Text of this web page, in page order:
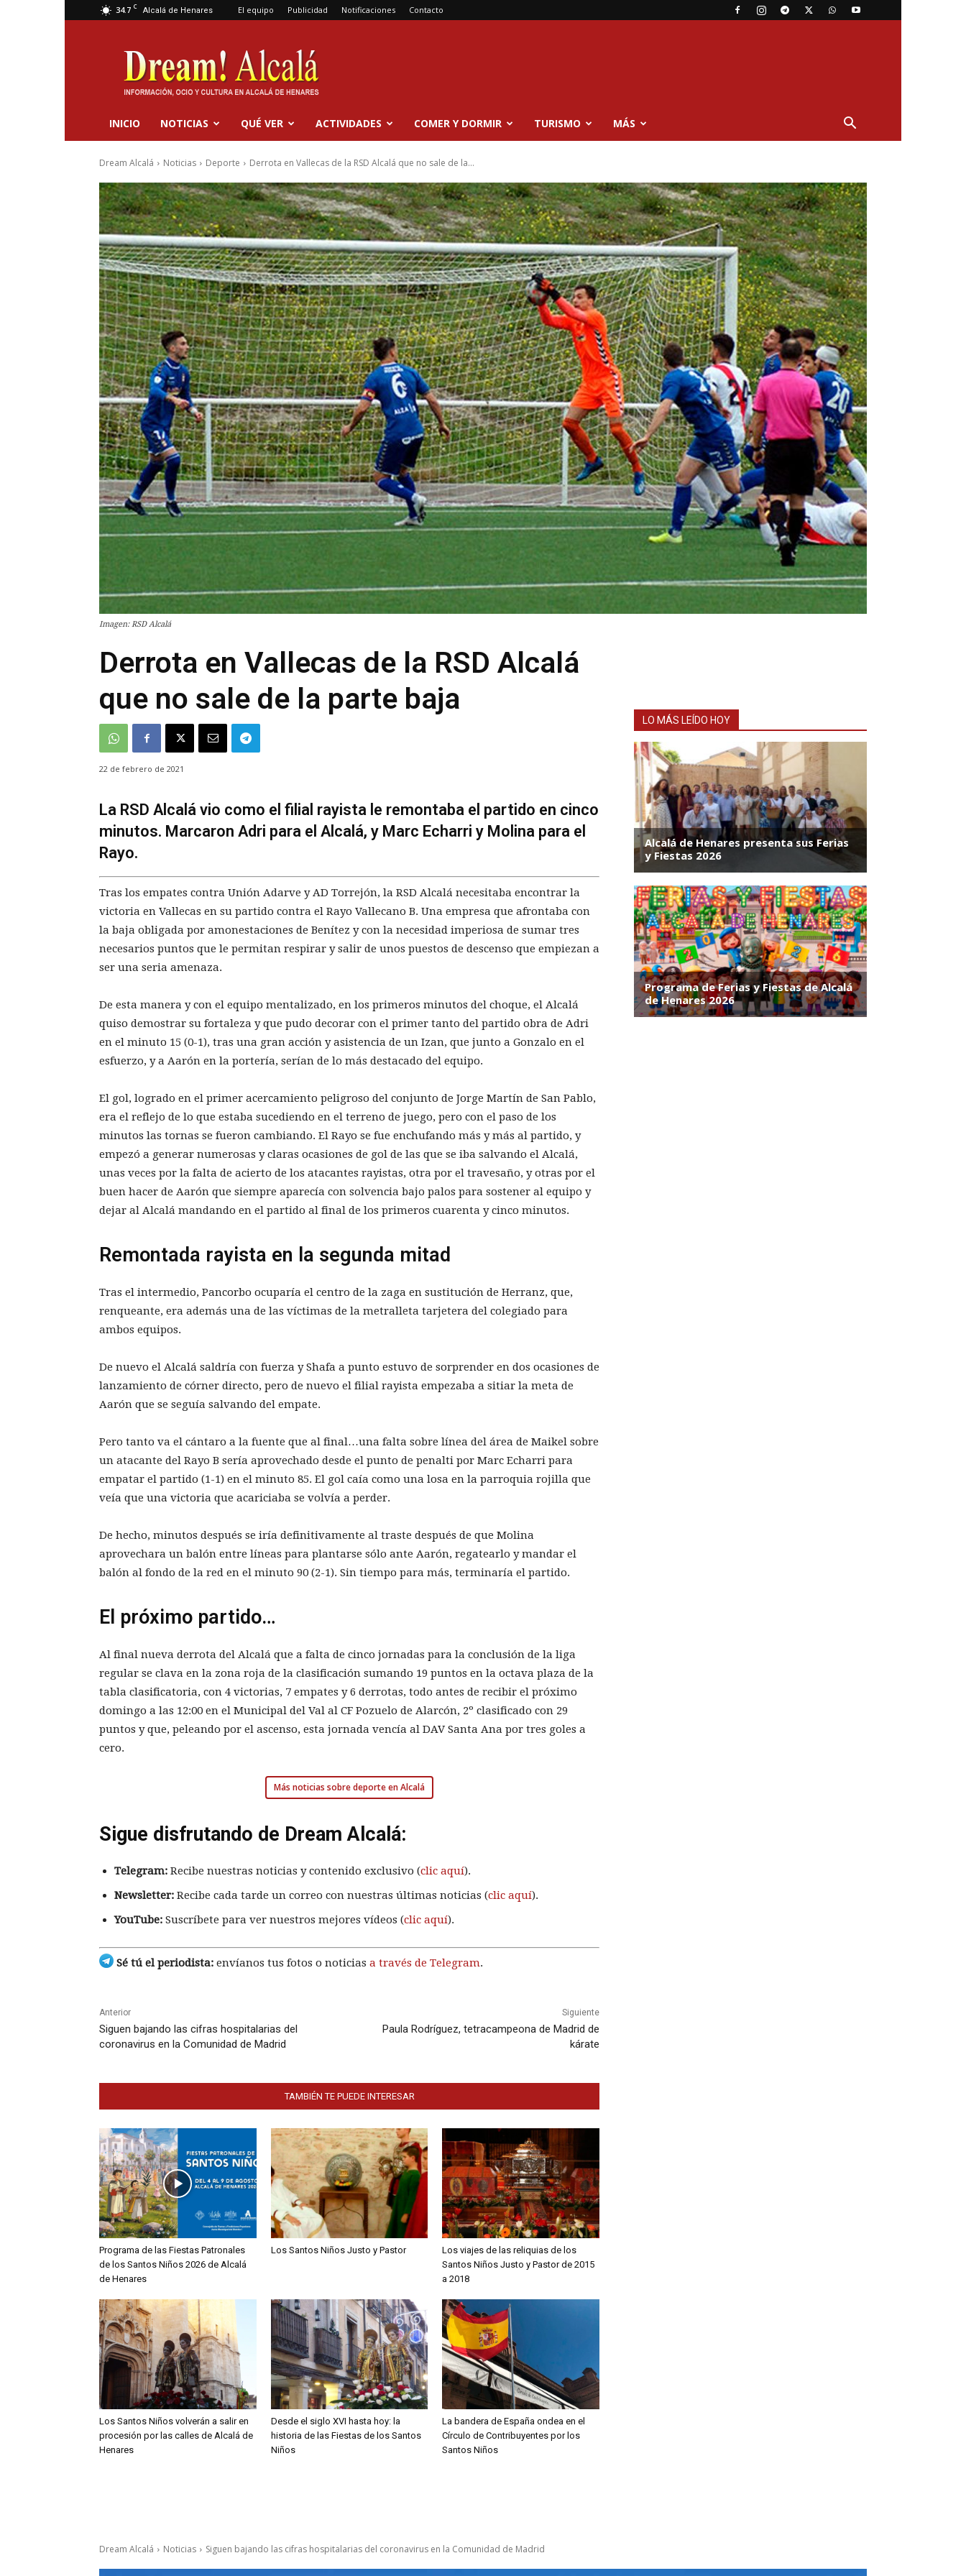
34.7 C Alcalá de Henares El equipo Publicidad Notificaciones Contacto
Dream
Alcalá
INICIO NOTICIAS QUÉ VER ACTIVIDADES COMER Y DORMIR TURISMO MÁS
Dream Alcalá Noticias Deporte Derrota en Vallecas de la RSD Alcalá que no sale de la...
Imagen: RSD Alcalá
Derrota en Vallecas de la RSD Alcalá
que no sale de la parte baja
22 de febrero de 2021
La RSD Alcalá vio como el filial rayista le remontaba el partido en cinco
minutos. Marcaron Adri para el Alcalá, y Marc Echarri y Molina para el
Rayo.
Tras los empates contra Unión Adarve y AD Torrejón, la RSD Alcalá necesitaba encontrar la
victoria en Vallecas en su partido contra el Rayo Vallecano B. Una empresa que afrontaba con
la baja obligada por amonestaciones de Benítez y con la necesidad imperiosa de sumar tres
necesarios puntos que le permitan respirar y salir de unos puestos de descenso que empiezan a
ser una seria amenaza.
De esta manera y con el equipo mentalizado, en los primeros minutos del choque, el Alcalá
quiso demostrar su fortaleza y que pudo decorar con el primer tanto del partido obra de Adri
en el minuto 15 (0-1), tras una gran acción y asistencia de un Izan, que junto a Gonzalo en el
esfuerzo, y a Aarón en la portería, serían de lo más destacado del equipo.
El gol, logrado en el primer acercamiento peligroso del conjunto de Jorge Martín de San Pablo,
era el reflejo de lo que estaba sucediendo en el terreno de juego, pero con el paso de los
minutos las tornas se fueron cambiando. El Rayo se fue enchufando más y más al partido, y
empezó a generar numerosas y claras ocasiones de gol de las que se iba salvando el Alcalá,
unas veces por la falta de acierto de los atacantes rayistas, otra por el travesaño, y otras por el
buen hacer de Aarón que siempre aparecía con solvencia bajo palos para sostener al equipo y
dejar al Alcalá mandando en el partido al final de los primeros cuarenta y cinco minutos.
Remontada rayista en la segunda mitad
Tras el intermedio, Pancorbo ocuparía el centro de la zaga en sustitución de Herranz, que,
renqueante, era además una de las víctimas de la metralleta tarjetera del colegiado para
ambos equipos.
De nuevo el Alcalá saldría con fuerza y Shafa a punto estuvo de sorprender en dos ocasiones de
lanzamiento de córner directo, pero de nuevo el filial rayista empezaba a sitiar la meta de
Aarón que se seguía salvando del empate.
Pero tanto va el cántaro a la fuente que al final…una falta sobre línea del área de Maikel sobre
un atacante del Rayo B sería aprovechado desde el punto de penalti por Marc Echarri para
empatar el partido (1-1) en el minuto 85. El gol caía como una losa en la parroquia rojilla que
veía que una victoria que acariciaba se volvía a perder.
De hecho, minutos después se iría definitivamente al traste después de que Molina
aprovechara un balón entre líneas para plantarse sólo ante Aarón, regatearlo y mandar el
balón al fondo de la red en el minuto 90 (2-1). Sin tiempo para más, terminaría el partido.
El próximo partido…
Al final nueva derrota del Alcalá que a falta de cinco jornadas para la conclusión de la liga
regular se clava en la zona roja de la clasificación sumando 19 puntos en la octava plaza de la
tabla clasificatoria, con 4 victorias, 7 empates y 6 derrotas, todo antes de recibir el próximo
domingo a las 12:00 en el Municipal del Val al CF Pozuelo de Alarcón, 2º clasificado con 29
puntos y que, peleando por el ascenso, esta jornada vencía al DAV Santa Ana por tres goles a
cero.
Más noticias sobre deporte en Alcalá
Sigue disfrutando de Dream Alcalá:
Telegram: Recibe nuestras noticias y contenido exclusivo (clic aquí).
Newsletter: Recibe cada tarde un correo con nuestras últimas noticias (clic aquí).
YouTube: Suscríbete para ver nuestros mejores vídeos (clic aquí).
Sé tú el periodista: envíanos tus fotos o noticias a través de Telegram.
Anterior
Siguen bajando las cifras hospitalarias del
coronavirus en la Comunidad de Madrid
Siguiente
Paula Rodríguez, tetracampeona de Madrid de
kárate
TAMBIÉN TE PUEDE INTERESAR
Programa de las Fiestas Patronales
de los Santos Niños 2026 de Alcalá
de Henares
Los Santos Niños Justo y Pastor
Los viajes de las reliquias de los
Santos Niños Justo y Pastor de 2015
a 2018
Los Santos Niños volverán a salir en
procesión por las calles de Alcalá de
Henares
Desde el siglo XVI hasta hoy: la
historia de las Fiestas de los Santos
Niños
La bandera de España ondea en el
Círculo de Contribuyentes por los
Santos Niños
LO MÁS LEÍDO HOY